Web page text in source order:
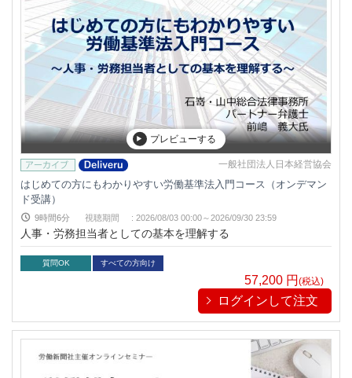
プレビューする
一般社団法人日本経営協会
はじめての方にもわかりやすい労働基準法入門コース（オンデマン
ド受講）
9時間6分 視聴期間 : 2026/08/03 00:00～2026/09/30 23:59
人事・労務担当者としての基本を理解する
質問OK すべての方向け
57,200 円(税込)
ログインして注文